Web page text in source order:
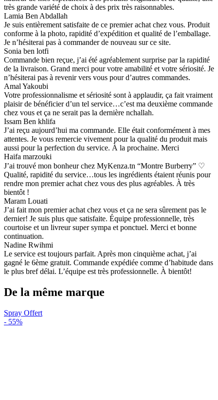
très grande variété de choix à des prix très raisonnables.
Lamia Ben Abdallah
Je suis entièrement satisfaite de ce premier achat chez vous. Produit
conforme à la photo, rapidité d’expédition et qualité de l’emballage.
Je n’hésiterai pas à commander de nouveau sur ce site.
Sonia ben lotfi
Commande bien reçue, j’ai été agréablement surprise par la rapidité
de la livraison. Grand merci pour votre amabilité et votre sériosité. Je
n’hésiterai pas à revenir vers vous pour d’autres commandes.
Amal Yakoubi
Votre professionnalisme et sériosité sont à applaudir, ça fait vraiment
plaisir de bénéficier d’un tel service…c’est ma deuxième commande
chez vous et ça ne serait pas la dernière nchallah.
Issam Ben khlifa
J’ai reçu aujourd’hui ma commande. Elle était conformément à mes
attentes. Je vous remercie vivement pour la qualité du produit mais
aussi pour la perfection du service. À la prochaine. Merci
Haifa marzouki
J’ai trouvé mon bonheur chez MyKenza.tn “Montre Burberry” ♡
Qualité, rapidité du service…tous les ingrédients étaient réunis pour
rendre mon premier achat chez vous des plus agréables. À très
bientôt !
Maram Louati
J’ai fait mon premier achat chez vous et ça ne sera sûrement pas le
dernier! Je suis plus que satisfaite. Équipe professionnelle, très
courtoise et un livreur super sympa et ponctuel. Merci et bonne
continuation.
Nadine Rwihmi
Le service est toujours parfait. Après mon cinquième achat, j’ai
gagné le 6ème gratuit. Commande expédiée comme d’habitude dans
le plus bref délai. L’équipe est très professionnelle. À bientôt!
De la même marque
Spray Offert
- 55%